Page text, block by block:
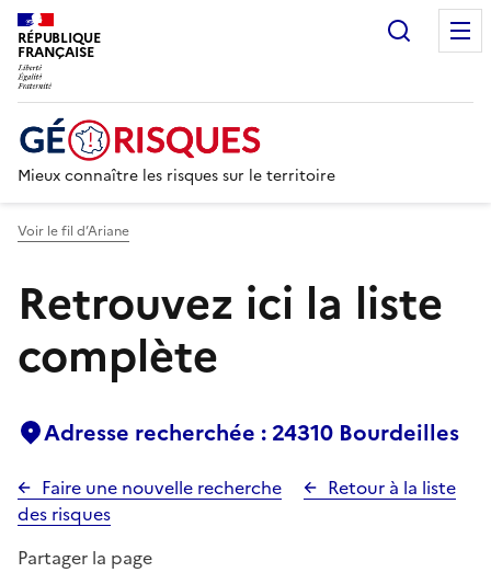
RÉPUBLIQUE
FRANÇAISE
Mieux connaître les risques sur le territoire
Voir le fil d’Ariane
Retrouvez ici la liste
complète
Adresse recherchée : 24310 Bourdeilles
Faire une nouvelle recherche
Retour à la liste
des risques
Partager la page